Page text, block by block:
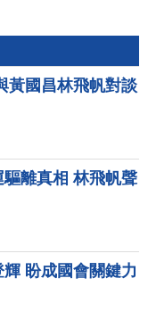
黃國昌林飛帆對談
離真相 林飛帆聲
盼成國會關鍵力